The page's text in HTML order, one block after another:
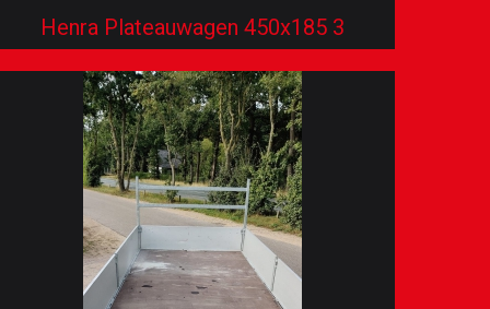
Henra Plateauwagen 450x185 3